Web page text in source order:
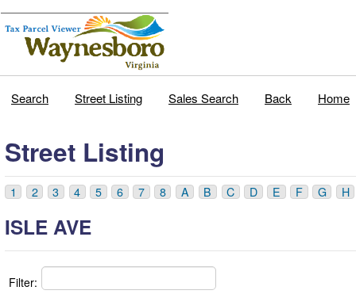
Search Street Listing Sales Search Back Home
Street Listing
1 2 3 4 5 6 7 8 A B C D E F G H
ISLE AVE
Filter: